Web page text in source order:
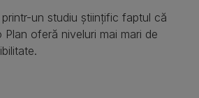
un studiu ştiinţific faptul că
Plan oferă niveluri mai mari de